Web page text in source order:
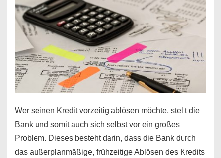
diesen
Regeln!
Wer seinen Kredit vorzeitig ablösen möchte, stellt die
Bank und somit auch sich selbst vor ein großes
Problem. Dieses besteht darin, dass die Bank durch
das außerplanmäßige, frühzeitige Ablösen des Kredits